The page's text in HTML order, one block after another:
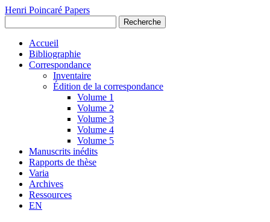
Henri Poincaré Papers
Recherche
Accueil
Bibliographie
Correspondance
Inventaire
Édition de la correspondance
Volume 1
Volume 2
Volume 3
Volume 4
Volume 5
Manuscrits inédits
Rapports de thèse
Varia
Archives
Ressources
EN